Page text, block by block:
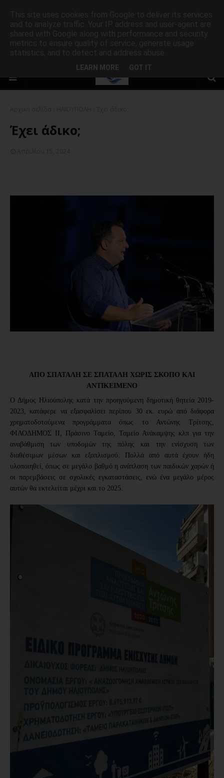
Έχει άδικο;
ΑΠΟ ΣΠΑΤΑΛΗ ΣΕ ΣΠΑΤΑΛΗ ΧΩΡΙΣ ΣΚΟΠΟ ΚΑΙ
ΑΝΤΙΚΕΙΜΕΝΟ
Ο Δήμος Ηλιούπολης κατά την προηγούμενη δημοτική θητεία 2019-
2023, κατάφερε να εξασφαλίσει περίπου 30 εκ. ευρώ από διάφορα
χρηματοδοτούμενα προγράμματα όπως το Αντώνης Τρίτσης,
ΦΙΛΟΔΗΜΟΣ ΙΙ, Πράσινο Ταμείο, Ταμείο Ανάκαμψης κλπ για την
αναβάθμιση των υποδομών της πόλης και την ενίσχυση των
διαθέσιμων μέσων και εξοπλισμού. Πολλά από αυτά έχουν ήδη
υλοποιηθεί, όπως σε μεγάλο βαθμό η ανάπλαση των παιδικών χαρών ή
οι παρεμβάσεις σε σχολικές εγκαταστάσεις, ενώ ένα μεγάλο μέρος
αυτών θα εκτελείται μέχρι και το 2025.
LEARN MORE GOT IT